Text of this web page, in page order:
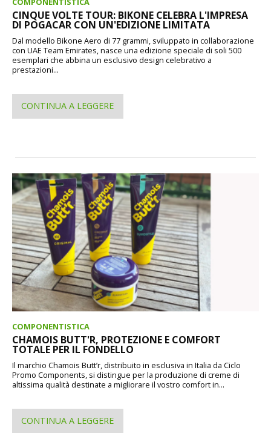
CINQUE VOLTE TOUR: BIKONE CELEBRA L'IMPRESA
DI POGACAR CON UN'EDIZIONE LIMITATA
Dal modello Bikone Aero di 77 grammi, sviluppato in collaborazione
con UAE Team Emirates, nasce una edizione speciale di soli 500
esemplari che abbina un esclusivo design celebrativo a
prestazioni...
CONTINUA A LEGGERE
COMPONENTISTICA
CHAMOIS BUTT'R, PROTEZIONE E COMFORT
TOTALE PER IL FONDELLO
Il marchio Chamois Butt’r, distribuito in esclusiva in Italia da Ciclo
Promo Components, si distingue per la produzione di creme di
altissima qualità destinate a migliorare il vostro comfort in...
CONTINUA A LEGGERE